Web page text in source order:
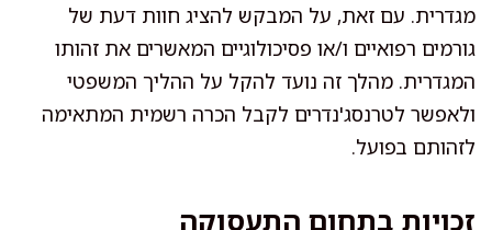
מגדרית. עם זאת, על המבקש להציג חוות דעת של
גורמים רפואיים ו/או פסיכולוגיים המאשרים את זהותו
המגדרית. מהלך זה נועד להקל על ההליך המשפטי
ולאפשר לטרנסג'נדרים לקבל הכרה רשמית המתאימה
לזהותם בפועל.
זכויות בתחום התעסוקה